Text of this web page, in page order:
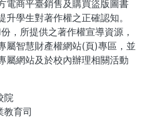
電商平臺銷售及購買盜版圖書
升學生對著作權之正確認知。
，所提供之著作權宣導資源，
屬智慧財產權網站(頁)專區，並
屬網站及於校內辦理相關活動
院
教育司